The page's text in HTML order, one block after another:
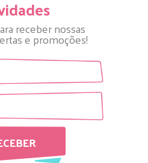
receber nossas
e promoções!